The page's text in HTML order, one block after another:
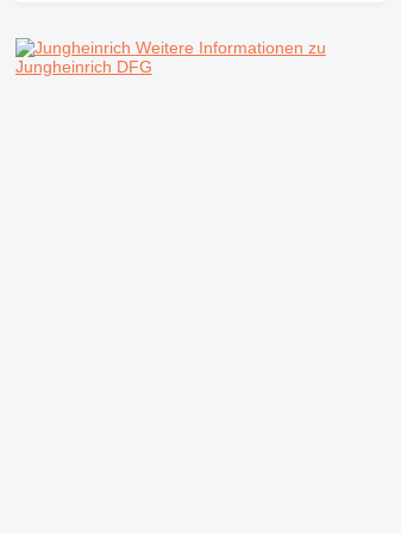
Weitere Informationen zu
Jungheinrich DFG